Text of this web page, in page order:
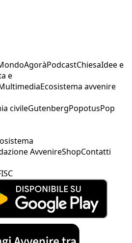
AgoràPodcastChiesaIdee e
e
Ecosistema avvenire
civileGutenbergPopotusPop
AvvenireShopContatti